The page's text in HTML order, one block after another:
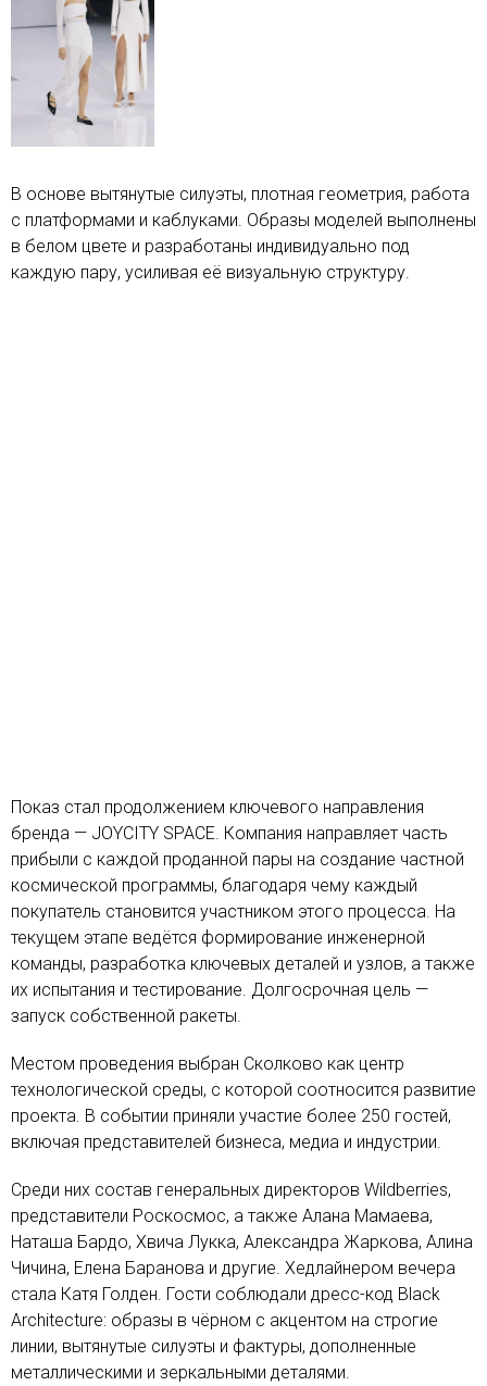
В основе вытянутые силуэты, плотная геометрия, работа
с платформами и каблуками. Образы моделей выполнены
в белом цвете и разработаны индивидуально под
каждую пару, усиливая её визуальную структуру.
Показ стал продолжением ключевого направления
бренда — JOYCITY SPACE. Компания направляет часть
прибыли с каждой проданной пары на создание частной
космической программы, благодаря чему каждый
покупатель становится участником этого процесса. На
текущем этапе ведётся формирование инженерной
команды, разработка ключевых деталей и узлов, а также
их испытания и тестирование. Долгосрочная цель —
запуск собственной ракеты.
Местом проведения выбран Сколково как центр
технологической среды, с которой соотносится развитие
проекта. В событии приняли участие более 250 гостей,
включая представителей бизнеса, медиа и индустрии.
Среди них состав генеральных директоров Wildberries,
представители Роскосмос, а также Алана Мамаева,
Наташа Бардо, Хвича Лукка, Александра Жаркова, Алина
Чичина, Елена Баранова и другие. Хедлайнером вечера
стала Катя Голден. Гости соблюдали дресс-код Black
Architecture: образы в чёрном с акцентом на строгие
линии, вытянутые силуэты и фактуры, дополненные
металлическими и зеркальными деталями.